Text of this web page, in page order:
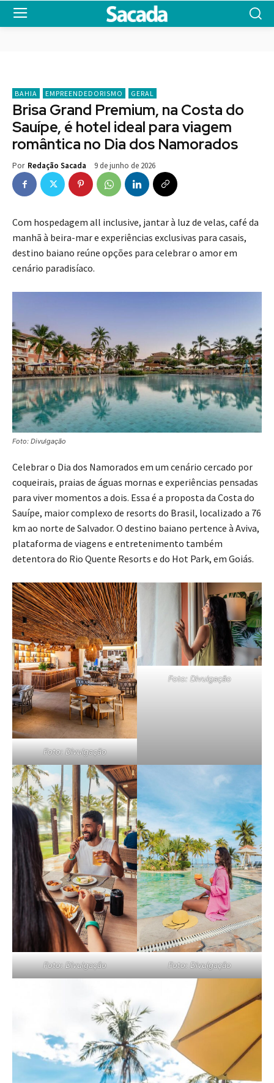
BAHIA EMPREENDEDORISMO GERAL
Brisa Grand Premium, na Costa do
Sauípe, é hotel ideal para viagem
romântica no Dia dos Namorados
Por Redação Sacada 9 de junho de 2026
Com hospedagem all inclusive, jantar à luz de velas, café da
manhã à beira-mar e experiências exclusivas para casais,
destino baiano reúne opções para celebrar o amor em
cenário paradisíaco.
Foto: Divulgação
Celebrar o Dia dos Namorados em um cenário cercado por
coqueirais, praias de águas mornas e experiências pensadas
para viver momentos a dois. Essa é a proposta da Costa do
Sauípe, maior complexo de resorts do Brasil, localizado a 76
km ao norte de Salvador. O destino baiano pertence à Aviva,
plataforma de viagens e entretenimento também
detentora do Rio Quente Resorts e do Hot Park, em Goiás.
Foto: Divulgação
Foto: Divulgação
Foto: Divulgação Foto: Divulgação